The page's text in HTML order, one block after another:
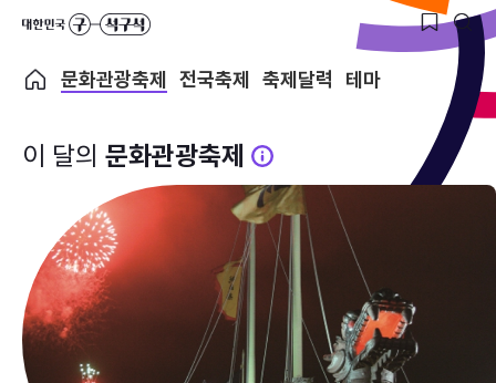
문화관광축제 전국축제 축제달력 테마
이 달의 문화관광축제